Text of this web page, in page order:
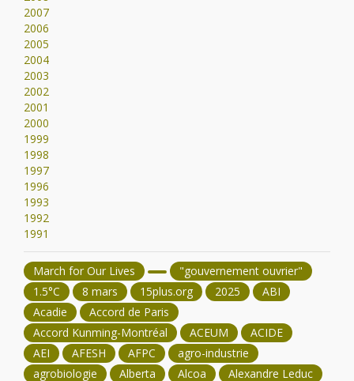
2007
2006
2005
2004
2003
2002
2001
2000
1999
1998
1997
1996
1993
1992
1991
March for Our Lives
"gouvernement ouvrier"
1.5°C
8 mars 15plus.org 2025
ABI
Acadie
Accord de Paris
Accord Kunming-Montréal
ACEUM
ACIDE
AEI
AFESH AFPC
agro-industrie
agrobiologie
Alberta Alcoa
Alexandre Leduc